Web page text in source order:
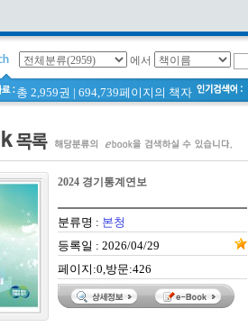
에서
총 2,959권 | 694,739페이지의 책자
2024 경기통계연보
분류명 : 본청
등록일 : 2026/04/29
페이지:0,방문:426